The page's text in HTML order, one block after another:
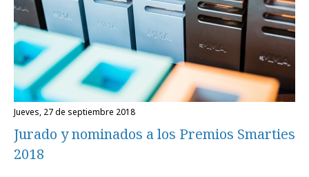
jueves, 27 de septiembre 2018
Jurado y nominados a los Premios Smarties
2018